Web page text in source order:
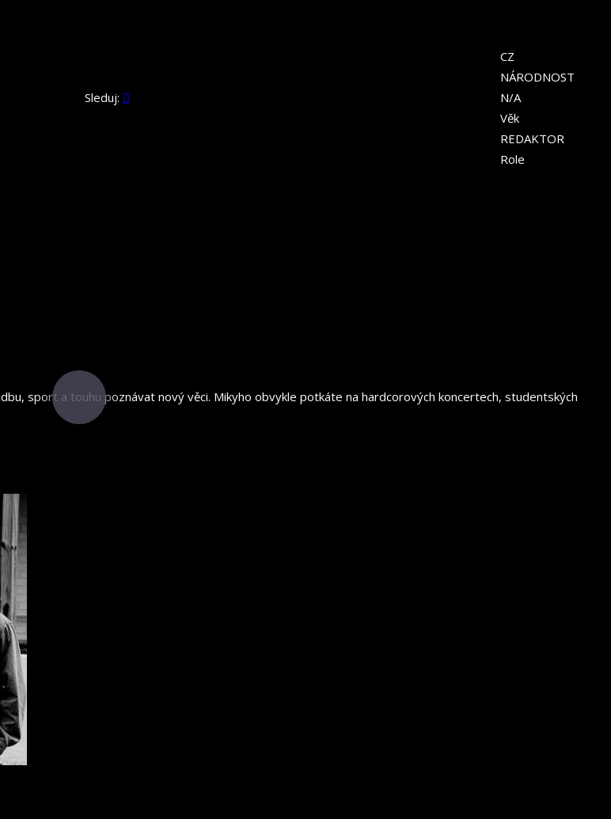
Sleduj:
CZ
NÁRODNOST
N/A
Věk
REDAKTOR
Role
sport a touhu poznávat nový věci. Mikyho obvykle potkáte na hardcorových koncertech, studentských